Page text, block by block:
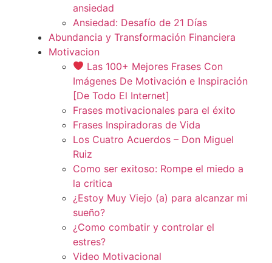
ansiedad
Ansiedad: Desafío de 21 Días
Abundancia y Transformación Financiera
Motivacion
Las 100+ Mejores Frases Con
Imágenes De Motivación e Inspiración
[De Todo El Internet]
Frases motivacionales para el éxito
Frases Inspiradoras de Vida
Los Cuatro Acuerdos – Don Miguel
Ruiz
Como ser exitoso: Rompe el miedo a
la critica
¿Estoy Muy Viejo (a) para alcanzar mi
sueño?
¿Como combatir y controlar el
estres?
Video Motivacional